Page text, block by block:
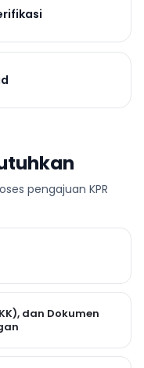
pengajuan KPR
dan Dokumen